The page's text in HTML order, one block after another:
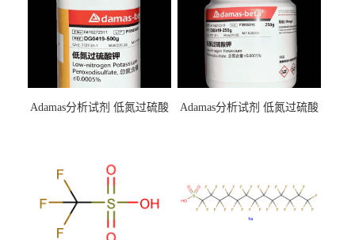
Adamas分析试剂 低氮过硫酸
（泰坦现货供应）
Adamas分析试剂 低氮过硫酸